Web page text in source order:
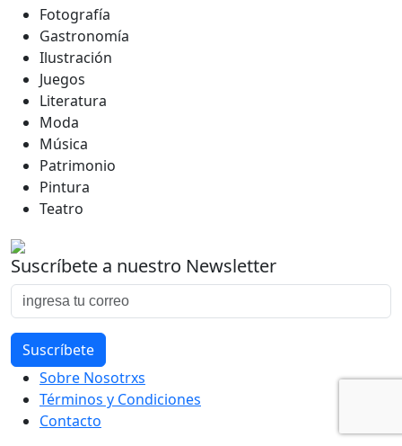
Fotografía
Gastronomía
Ilustración
Juegos
Literatura
Moda
Música
Patrimonio
Pintura
Teatro
Suscríbete a nuestro Newsletter
Sobre Nosotrxs
Términos y Condiciones
Contacto